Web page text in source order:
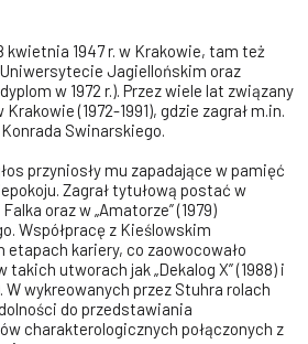
kwietnia 1947 r. w Krakowie, tam też
Jagiellońskim oraz
w 1972 r.). Przez wiele lat związany
(1972-1991), gdzie zagrał m.in.
Swinarskiego.
przyniosły mu zapadające w pamięć
Zagrał tytułową postać w
oraz w „Amatorze” (1979)
Współpracę z Kieślowskim
etapach kariery, co zaowocowało
utworach jak „Dekalog X” (1988) i
W wykreowanych przez Stuhra rolach
do przedstawiania
charakterologicznych połączonych z